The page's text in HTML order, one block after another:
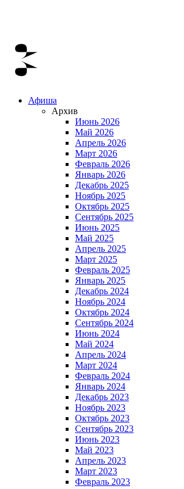
Афиша
Архив
Июнь 2026
Май 2026
Апрель 2026
Март 2026
Февраль 2026
Январь 2026
Декабрь 2025
Ноябрь 2025
Октябрь 2025
Сентябрь 2025
Июнь 2025
Май 2025
Апрель 2025
Март 2025
Февраль 2025
Январь 2025
Декабрь 2024
Ноябрь 2024
Октябрь 2024
Сентябрь 2024
Июнь 2024
Май 2024
Апрель 2024
Март 2024
Февраль 2024
Январь 2024
Декабрь 2023
Ноябрь 2023
Октябрь 2023
Сентябрь 2023
Июнь 2023
Май 2023
Апрель 2023
Март 2023
Февраль 2023